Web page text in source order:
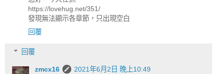
https://lovehug.net/351/
發現無法顯示各章節，只出現空白
回覆
回覆
zmcx16
2021年6月2日 晚上10:49